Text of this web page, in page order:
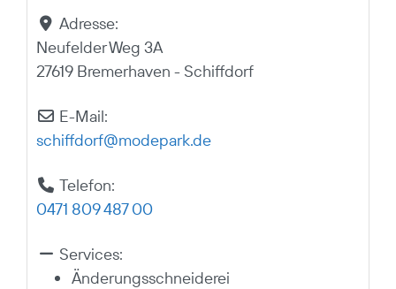
Adresse:
Neufelder Weg 3A
27619 Bremerhaven - Schiffdorf
E-Mail:
schiffdorf@modepark.de
Telefon:
0471 809 487 00
Services:
Änderungsschneiderei